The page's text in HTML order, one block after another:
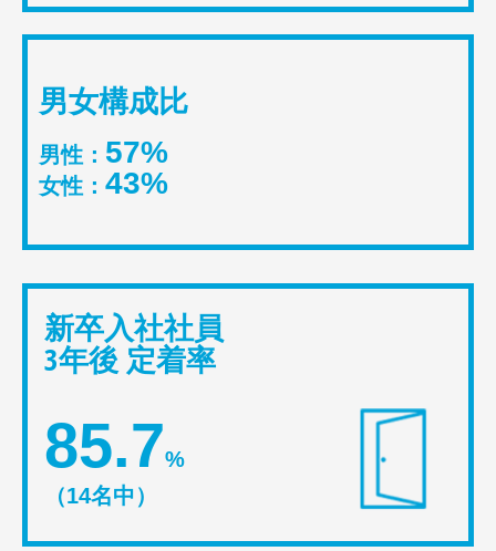
男女構成比
男性： 57%
女性： 43%
新卒入社社員
3年後 定着率
85.7%
（14名中）